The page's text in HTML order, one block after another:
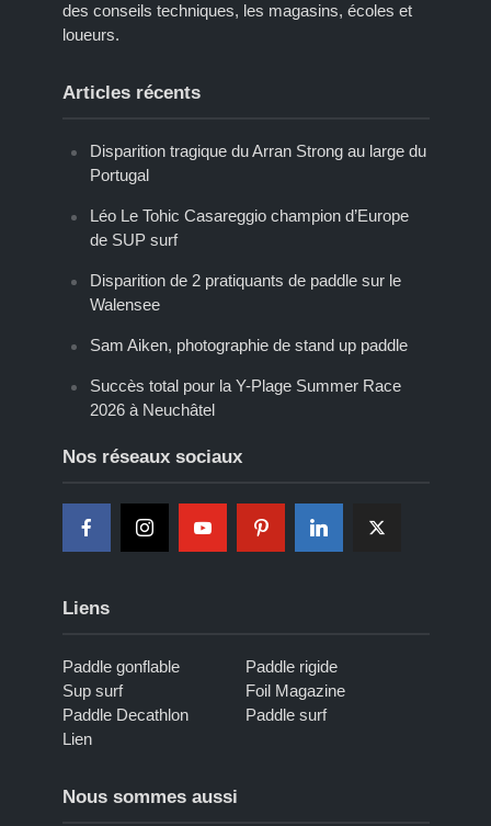
des conseils techniques, les magasins, écoles et
loueurs.
Articles récents
Disparition tragique du Arran Strong au large du
Portugal
Léo Le Tohic Casareggio champion d’Europe
de SUP surf
Disparition de 2 pratiquants de paddle sur le
Walensee
Sam Aiken, photographie de stand up paddle
Succès total pour la Y-Plage Summer Race
2026 à Neuchâtel
Nos réseaux sociaux
Liens
Paddle gonflable
Paddle rigide
Sup surf
Foil Magazine
Paddle Decathlon
Paddle surf
Lien
Nous sommes aussi